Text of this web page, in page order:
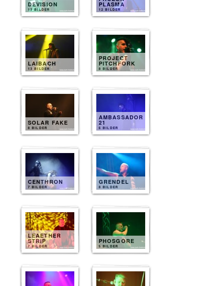
DEVISION
13 BILDER
PLASMA
12 BILDER
LAIBACH
13 BILDER
PROJECT
PITCHFORK
8 BILDER
SOLAR FAKE
8 BILDER
AMBASSADOR
21
6 BILDER
CENTHRON
7 BILDER
GRENDEL
8 BILDER
LEAETHER
STRIP
7 BILDER
PHOSGORE
5 BILDER